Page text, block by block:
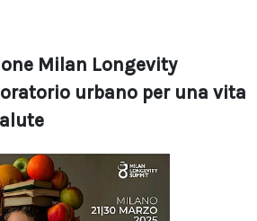
Milan Longevity
urbano per una vita